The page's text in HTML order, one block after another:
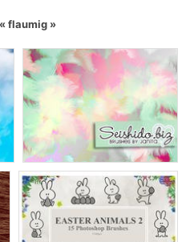
flaumig